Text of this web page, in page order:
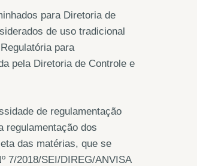
para Diretoria de
de uso tradicional
para
pela Diretoria de Controle e
de regulamentação
regulamentação dos
das matérias, que se
7/2018/SEI/DIREG/ANVISA